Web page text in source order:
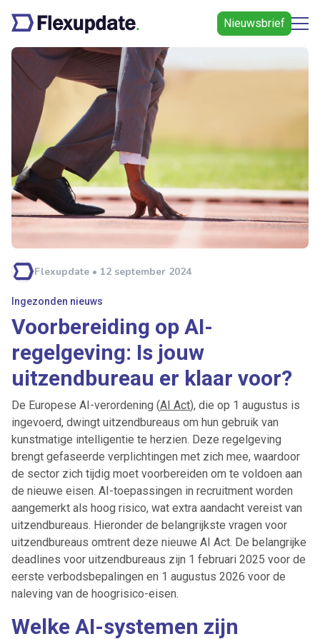
Nieuwsbrief
Flexupdate • 12 september 2024
Ingezonden nieuws
Voorbereiding op AI-
regelgeving: Is jouw
uitzendbureau er klaar voor?
De Europese AI-verordening (AI Act), die op 1 augustus is
ingevoerd, dwingt uitzendbureaus om hun gebruik van
kunstmatige intelligentie te herzien. Deze regelgeving
brengt gefaseerde verplichtingen met zich mee, waardoor
de sector zich tijdig moet voorbereiden om te voldoen aan
de nieuwe eisen. AI-toepassingen in recruitment worden
aangemerkt als hoog risico, wat extra aandacht vereist van
uitzendbureaus. Hieronder de belangrijkste vragen voor
uitzendbureaus omtrent deze nieuwe AI Act. De belangrijke
deadlines voor uitzendbureaus zijn 1 februari 2025 voor de
eerste verbodsbepalingen en 1 augustus 2026 voor de
naleving van de hoogrisico-eisen.
Welke AI-systemen zijn